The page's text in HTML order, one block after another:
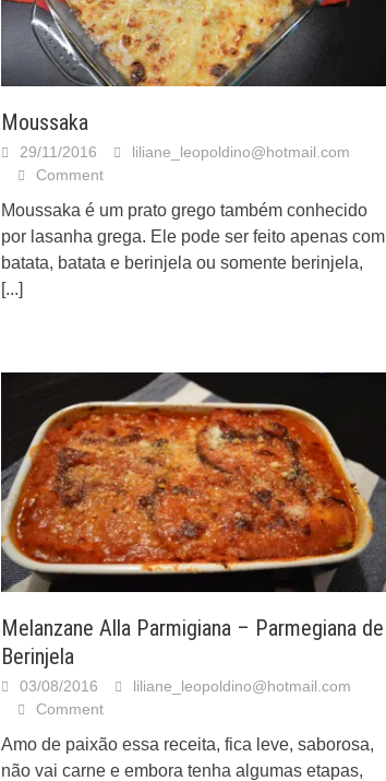
Moussaka
29/11/2016
liliane_leopoldino@hotmail.com
Comment
Moussaka é um prato grego também conhecido
por lasanha grega. Ele pode ser feito apenas com
batata, batata e berinjela ou somente berinjela,
[...]
Melanzane Alla Parmigiana – Parmegiana de
Berinjela
03/08/2016
liliane_leopoldino@hotmail.com
Comment
Amo de paixão essa receita, fica leve, saborosa,
não vai carne e embora tenha algumas etapas,